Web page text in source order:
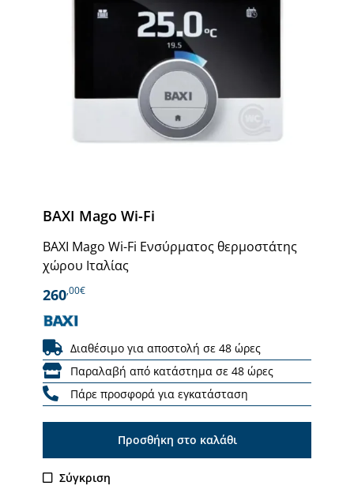
BAXI Mago Wi-Fi
BAXI Mago Wi-Fi Ενσύρματος θερμοστάτης
χώρου Ιταλίας
260,00€
Διαθέσιμο για αποστολή σε 48 ώρες
Παραλαβή από κατάστημα σε 48 ώρες
Πάρε προσφορά για εγκατάσταση
Προσθήκη στο καλάθι
Σύγκριση